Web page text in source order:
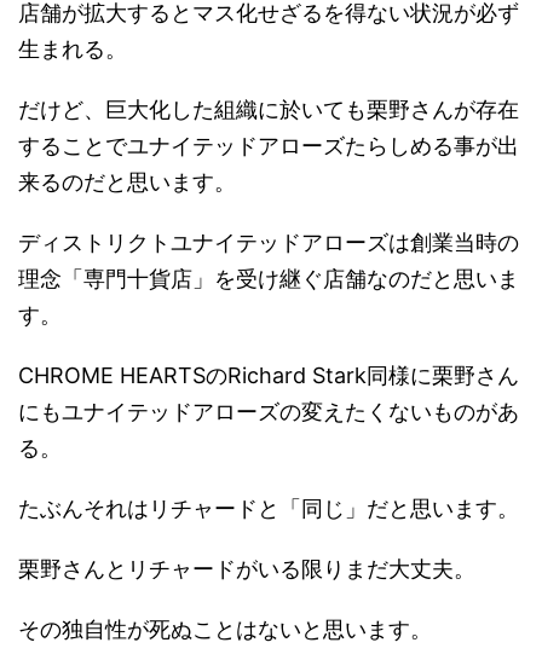
店舗が拡大するとマス化せざるを得ない状況が必ず
生まれる。
だけど、巨大化した組織に於いても栗野さんが存在
することでユナイテッドアローズたらしめる事が出
来るのだと思います。
ディストリクトユナイテッドアローズは創業当時の
理念「専門十貨店」を受け継ぐ店舗なのだと思いま
す。
CHROME HEARTSのRichard Stark同様に栗野さん
にもユナイテッドアローズの変えたくないものがあ
る。
たぶんそれはリチャードと「同じ」だと思います。
栗野さんとリチャードがいる限りまだ大丈夫。
その独自性が死ぬことはないと思います。